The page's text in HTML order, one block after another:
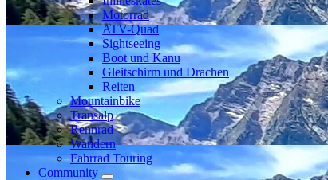
Motorrad
ATV-Quad
Sightseeing
Boot und Kanu
Gleitschirm und Drachen
Reiten
Mountainbike
Transalp
Rennrad
Wandern
Fahrrad Touring
Community